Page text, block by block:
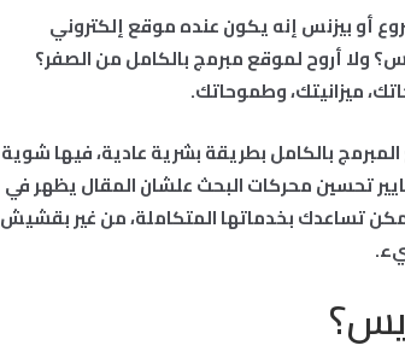
أو بيزنس إنه يكون عنده موقع إلكتروني
ولا أروح لموقع مبرمج بالكامل من الصفر؟
ميزانيتك، وطموحاتك.
بالكامل بطريقة بشرية عادية، فيها شوية
تحسين محركات البحث علشان المقال يظهر في
تساعدك بخدماتها المتكاملة، من غير بقشيش